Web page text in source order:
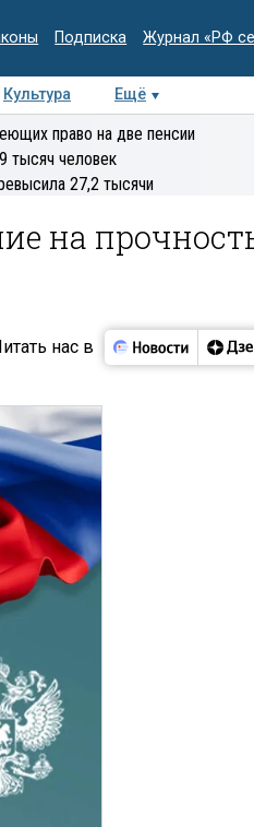
Подписка Журнал «РФ
Культура
Ещё
Колумнисты
право на две пенсии
тысяч человек
27,2 тысячи
на
нас в